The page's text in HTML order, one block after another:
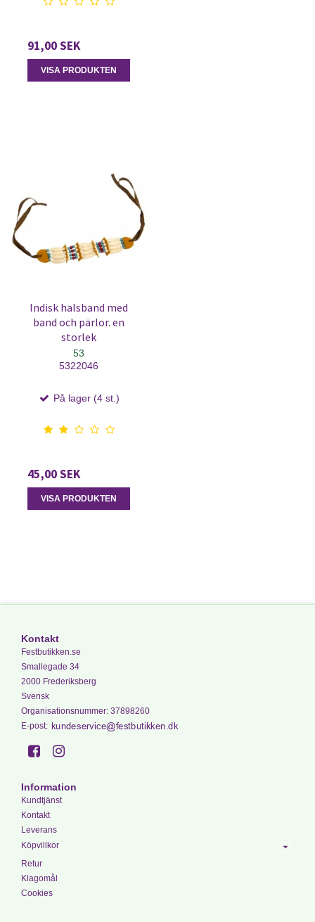
91,00 SEK
VISA PRODUKTEN
Indisk halsband med
band och pärlor. en
storlek
53
5322046
På lager (4 st.)
45,00 SEK
VISA PRODUKTEN
Kontakt
Festbutikken.se
Smallegade 34
2000 Frederiksberg
Svensk
Organisationsnummer: 37898260
E-post:
Information
Kundtjänst
Kontakt
Leverans
Köpvillkor
Retur
Klagomål
Cookies